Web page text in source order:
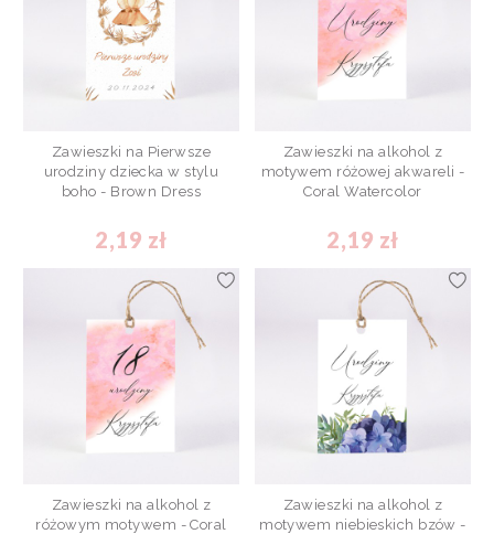
Zawieszki na Pierwsze
urodziny dziecka w stylu
boho - Brown Dress
2,19 zł
Zawieszki na alkohol z
motywem różowej akwareli -
Coral Watercolor
2,19 zł
Zawieszki na alkohol z
różowym motywem - Coral
Zawieszki na alkohol z
motywem niebieskich bzów -